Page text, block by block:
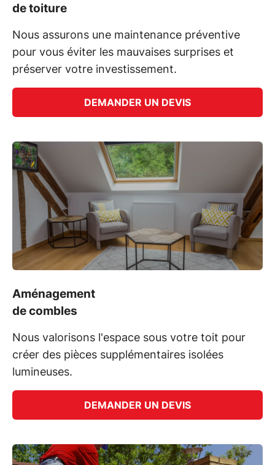
de toiture
Nous assurons une maintenance préventive
pour vous éviter les mauvaises surprises et
préserver votre investissement.
DEMANDER UN DEVIS
Aménagement
de combles
Nous valorisons l'espace sous votre toit pour
créer des pièces supplémentaires isolées
lumineuses.
DEMANDER UN DEVIS